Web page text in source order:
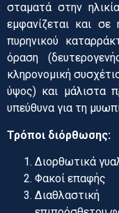
σταματά στην
εμφανίζεται και
πυρηνικού
όραση
κληρονομική
ύψος) και μάλιστα
υπεύθυνα για τη
Τρόποι διόρθωσης:
Διορθωτικά
Φακοί επαφής